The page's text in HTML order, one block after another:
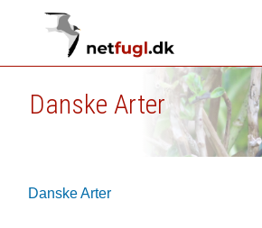
Danske Arter
Danske Arter